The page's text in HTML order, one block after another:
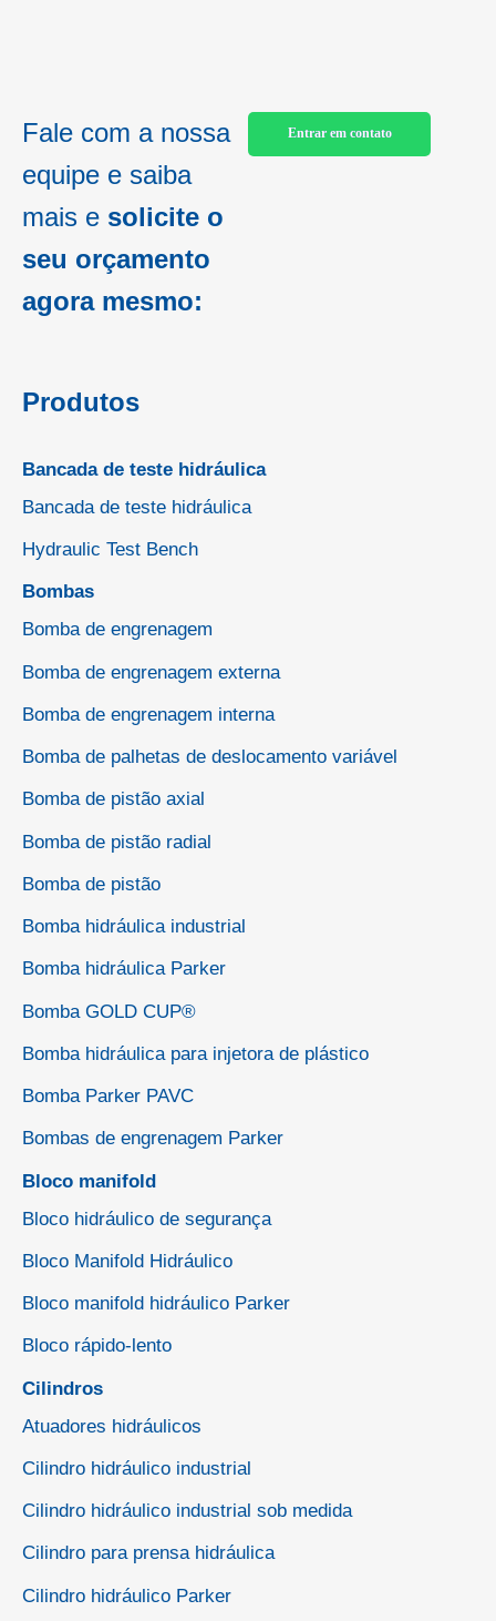
Fale com a nossa
equipe e saiba
mais e solicite o
seu orçamento
agora mesmo:
Entrar em contato
Produtos
Bancada de teste hidráulica
Bancada de teste hidráulica
Hydraulic Test Bench
Bombas
Bomba de engrenagem
Bomba de engrenagem externa
Bomba de engrenagem interna
Bomba de palhetas de deslocamento variável
Bomba de pistão axial
Bomba de pistão radial
Bomba de pistão
Bomba hidráulica industrial
Bomba hidráulica Parker
Bomba GOLD CUP®
Bomba hidráulica para injetora de plástico
Bomba Parker PAVC
Bombas de engrenagem Parker
Bloco manifold
Bloco hidráulico de segurança
Bloco Manifold Hidráulico
Bloco manifold hidráulico Parker
Bloco rápido-lento
Cilindros
Atuadores hidráulicos
Cilindro hidráulico industrial
Cilindro hidráulico industrial sob medida
Cilindro para prensa hidráulica
Cilindro hidráulico Parker